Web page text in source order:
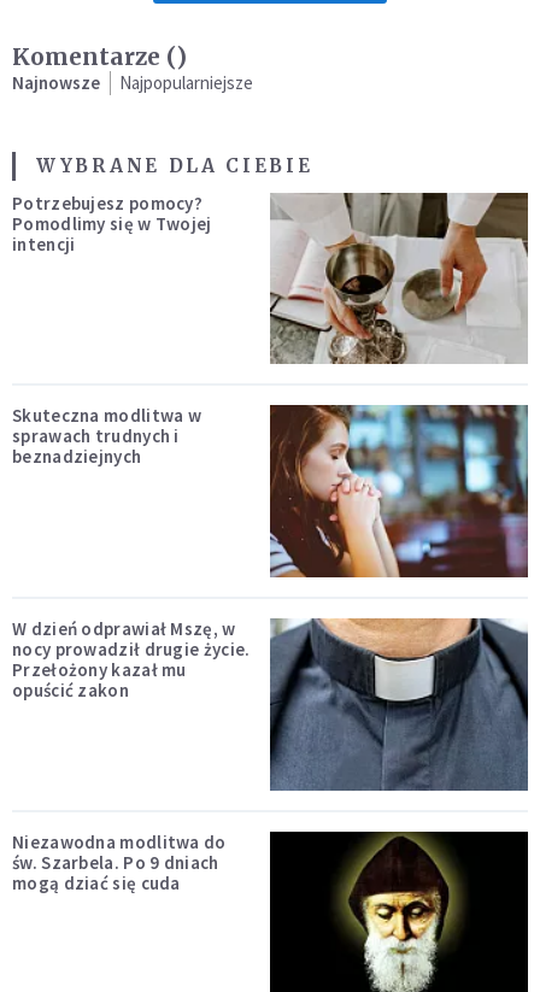
Komentarze ()
Najnowsze Najpopularniejsze
WYBRANE DLA CIEBIE
Potrzebujesz pomocy?
Pomodlimy się w Twojej
intencji
Skuteczna modlitwa w
sprawach trudnych i
beznadziejnych
W dzień odprawiał Mszę, w
nocy prowadził drugie życie.
Przełożony kazał mu
opuścić zakon
Niezawodna modlitwa do
św. Szarbela. Po 9 dniach
mogą dziać się cuda